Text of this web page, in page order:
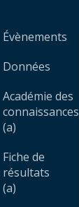
Évènements
Données
Académie des
connaissances
(a)
Fiche de
résultats
(a)